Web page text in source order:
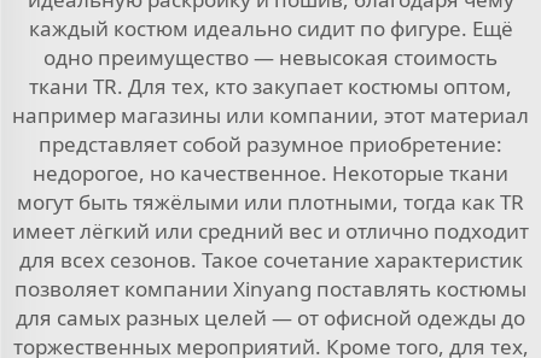
каждый костюм идеально сидит по фигуре. Ещё
одно преимущество — невысокая стоимость
ткани TR. Для тех, кто закупает костюмы оптом,
например магазины или компании, этот материал
представляет собой разумное приобретение:
недорогое, но качественное. Некоторые ткани
могут быть тяжёлыми или плотными, тогда как TR
имеет лёгкий или средний вес и отлично подходит
для всех сезонов. Такое сочетание характеристик
позволяет компании Xinyang поставлять костюмы
для самых разных целей — от офисной одежды до
торжественных мероприятий. Кроме того, для тех,